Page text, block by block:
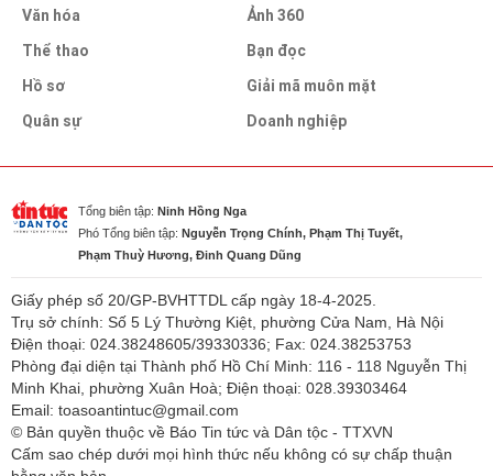
Văn hóa
Thể thao
Hồ sơ
Quân sự
Ảnh 360
Bạn đọc
Giải mã muôn mặt
Doanh nghiệp
Tổng biên tập: Ninh Hồng Nga
Phó Tổng biên tập: Nguyễn Trọng Chính, Phạm Thị Tuyết,
Phạm Thuỳ Hương, Đinh Quang Dũng
Giấy phép số 20/GP-BVHTTDL cấp ngày 18-4-2025.
Trụ sở chính: Số 5 Lý Thường Kiệt, phường Cửa Nam, Hà Nội
Điện thoại: 024.38248605/39330336; Fax: 024.38253753
Phòng đại diện tại Thành phố Hồ Chí Minh: 116 - 118 Nguyễn Thị
Minh Khai, phường Xuân Hoà; Điện thoại: 028.39303464
Email: toasoantintuc@gmail.com
© Bản quyền thuộc về Báo Tin tức và Dân tộc - TTXVN
Cấm sao chép dưới mọi hình thức nếu không có sự chấp thuận